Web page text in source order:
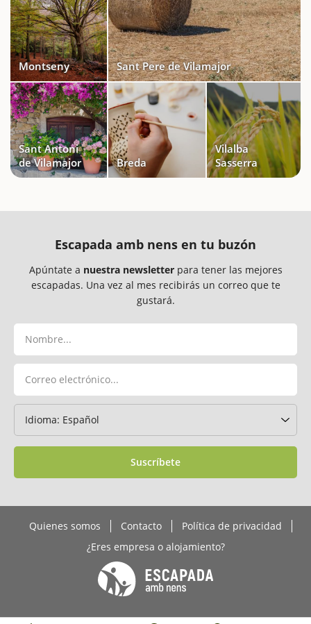
Montseny Sant Pere de Vilamajor
Sant Antoni
de Vilamajor
Breda
Vilalba
Sasserra
Escapada amb nens en tu buzón
Apúntate a nuestra newsletterpara tener las mejores
escapadas. Una vez al mes recibirás un correo que te
gustará.
Suscríbete
Quienes somos Contacto
Política de privacidad
¿Eres empresa o alojamiento?